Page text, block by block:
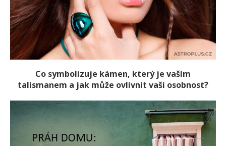
Co symbolizuje kámen, který je vaším
talismanem a jak může ovlivnit vaši osobnost?